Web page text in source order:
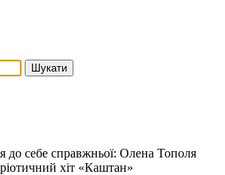
до себе справжньої: Олена Тополя
хіт «Каштан»